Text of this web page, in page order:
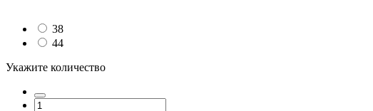
38
44
Укажите количество